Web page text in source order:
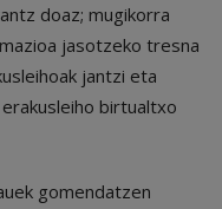
doaz; mugikorra
jasotzeko tresna
jantzi eta
birtualtxo
gomendatzen